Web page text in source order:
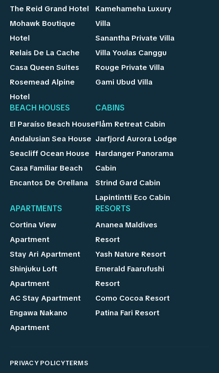
The Reid Grand Hotel
Mohawk Boutique
Hotel
Relais De La Cache
Casa Queen Suites
Rosemead Alpine
Hotel
Kamehameha Luxury
Villa
Sanantha Private Villa
Villa Youlas Canggu
Rouge Private Villa
Gami Ubud Villa
BEACH HOUSES
El Paraíso Beach House
Andalusian Sea House
Seacliff Ocean House
Casa Familiar Beach
Encantos De Orellana
CABINS
Flåm Retreat Cabin
Jarfjord Aurora Lodge
Hardanger Panorama
Cabin
Strind Gard Cabin
Lapintintti Eco Cabin
APARTMENTS
Cortina View
Apartment
Stay Ari Apartment
Shinjuku Loft
Apartment
AC Stay Apartment
Engawa Nakano
Apartment
RESORTS
Ananea Maldives
Resort
Yash Nature Resort
Emerald Faarufushi
Resort
Como Cocoa Resort
Patina Fari Resort
PRIVACY POLICYTERMS